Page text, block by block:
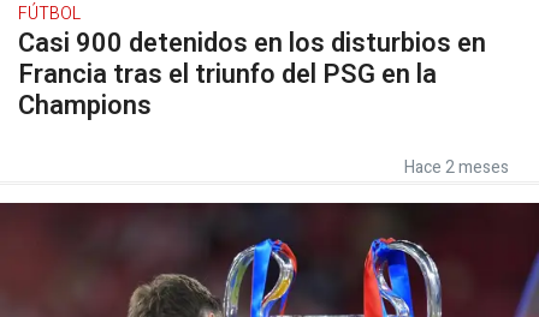
FÚTBOL
Casi 900 detenidos en los disturbios en
Francia tras el triunfo del PSG en la
Champions
Hace 2 meses